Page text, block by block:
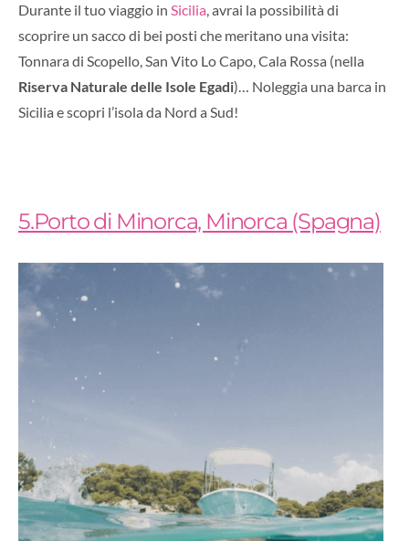
Durante il tuo viaggio in Sicilia, avrai la possibilità di
scoprire un sacco di bei posti che meritano una visita:
Tonnara di Scopello, San Vito Lo Capo, Cala Rossa (nella
Riserva Naturale delle Isole Egadi)… Noleggia una barca in
Sicilia e scopri l’isola da Nord a Sud!
5.Porto di Minorca, Minorca (Spagna)